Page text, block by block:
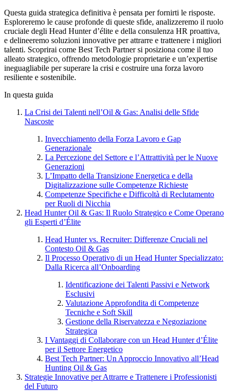
Questa guida strategica definitiva è pensata per fornirti le risposte.
Esploreremo le cause profonde di queste sfide, analizzeremo il ruolo
cruciale degli Head Hunter d’élite e della consulenza HR proattiva,
e delineeremo soluzioni innovative per attrarre e trattenere i migliori
talenti. Scoprirai come Best Tech Partner si posiziona come il tuo
alleato strategico, offrendo metodologie proprietarie e un’expertise
ineguagliabile per superare la crisi e costruire una forza lavoro
resiliente e sostenibile.
In questa guida
La Crisi dei Talenti nell’Oil & Gas: Analisi delle Sfide
Nascoste
Invecchiamento della Forza Lavoro e Gap
Generazionale
La Percezione del Settore e l’Attrattività per le Nuove
Generazioni
L’Impatto della Transizione Energetica e della
Digitalizzazione sulle Competenze Richieste
Competenze Specifiche e Difficoltà di Reclutamento
per Ruoli di Nicchia
Head Hunter Oil & Gas: Il Ruolo Strategico e Come Operano
gli Esperti d’Élite
Head Hunter vs. Recruiter: Differenze Cruciali nel
Contesto Oil & Gas
Il Processo Operativo di un Head Hunter Specializzato:
Dalla Ricerca all’Onboarding
Identificazione dei Talenti Passivi e Network
Esclusivi
Valutazione Approfondita di Competenze
Tecniche e Soft Skill
Gestione della Riservatezza e Negoziazione
Strategica
I Vantaggi di Collaborare con un Head Hunter d’Élite
per il Settore Energetico
Best Tech Partner: Un Approccio Innovativo all’Head
Hunting Oil & Gas
Strategie Innovative per Attrarre e Trattenere i Professionisti
del Futuro